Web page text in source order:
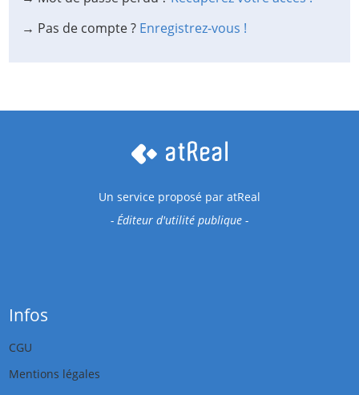
→ Pas de compte ? Enregistrez-vous !
Un service proposé par atReal
- Éditeur d'utilité publique -
Infos
CGU
Mentions légales